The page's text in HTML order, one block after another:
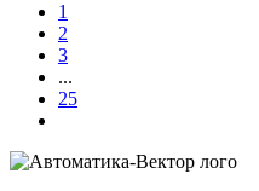
1
2
3
...
25